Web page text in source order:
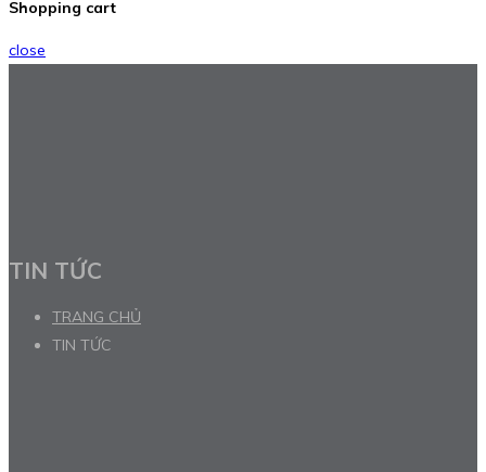
Shopping cart
close
TIN TỨC
TRANG CHỦ
TIN TỨC